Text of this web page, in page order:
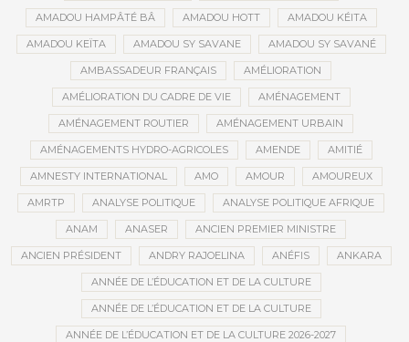
AMADOU HAMPÂTÉ BÂ AMADOU HOTT AMADOU KÉITA
AMADOU KEÏTA AMADOU SY SAVANE AMADOU SY SAVANÉ
AMBASSADEUR FRANÇAIS AMÉLIORATION
AMÉLIORATION DU CADRE DE VIE AMÉNAGEMENT
AMÉNAGEMENT ROUTIER AMÉNAGEMENT URBAIN
AMÉNAGEMENTS HYDRO-AGRICOLES AMENDE AMITIÉ
AMNESTY INTERNATIONAL AMO AMOUR AMOUREUX
AMRTP ANALYSE POLITIQUE ANALYSE POLITIQUE AFRIQUE
ANAM ANASER ANCIEN PREMIER MINISTRE
ANCIEN PRÉSIDENT ANDRY RAJOELINA ANÉFIS ANKARA
ANNÉE DE L’ÉDUCATION ET DE LA CULTURE
ANNÉE DE L’ÉDUCATION ET DE LA CULTURE
ANNÉE DE L’ÉDUCATION ET DE LA CULTURE 2026-2027